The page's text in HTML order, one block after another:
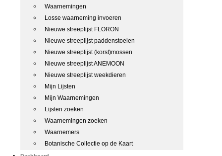
Waarnemingen
Losse waarneming invoeren
Nieuwe streeplijst FLORON
Nieuwe streeplijst paddenstoelen
Nieuwe streeplijst (korst)mossen
Nieuwe streeplijst ANEMOON
Nieuwe streeplijst weekdieren
Mijn Lijsten
Mijn Waarnemingen
Lijsten zoeken
Waarnemingen zoeken
Waarnemers
Botanische Collectie op de Kaart